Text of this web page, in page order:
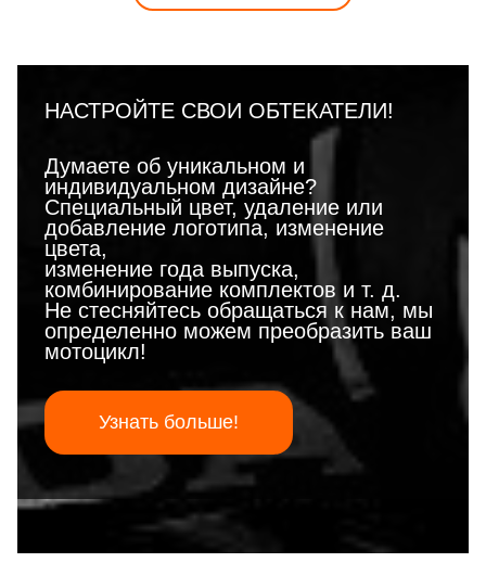
НАСТРОЙТЕ СВОИ ОБТЕКАТЕЛИ!
Думаете об уникальном и
индивидуальном дизайне?
Специальный цвет, удаление или
добавление логотипа, изменение
цвета,
изменение года выпуска,
комбинирование комплектов и т. д.
Не стесняйтесь обращаться к нам, мы
определенно можем преобразить ваш
мотоцикл!
Узнать больше!